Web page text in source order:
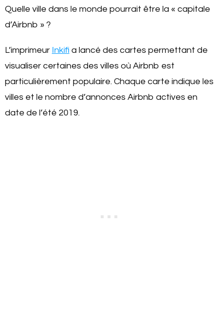
Quelle ville dans le monde pourrait être la « capitale
d’Airbnb » ?
L’imprimeur Inkifi a lancé des cartes permettant de
visualiser certaines des villes où Airbnb est
particulièrement populaire. Chaque carte indique les
villes et le nombre d’annonces Airbnb actives en
date de l’été 2019.